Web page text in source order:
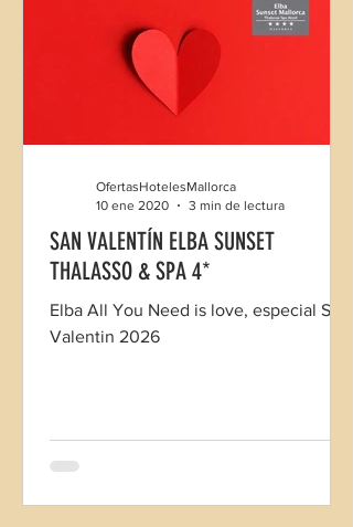
SAN VALENTÍN ELBA SUNSET
THALASSO & SPA 4*
Elba All You Need is love, especial San
Valentin 2026
OfertasHotelesMallorca
10 ene 2020
3 min de lectura